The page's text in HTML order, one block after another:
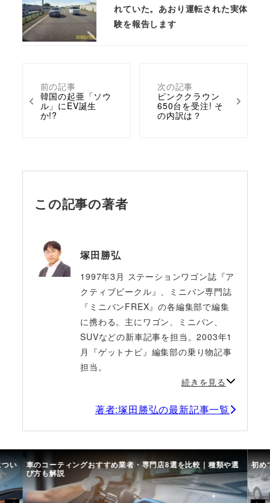
前の記事
韓国の起亜「ソウ
ル」にEV誕生
か!?
次の記事
ピンククラウン
650台を受注! そ
の内訳は？
れていた。あおり運転された実体
験を報告します
この記事の著者
塚田勝弘
1997年3月 ステーションワゴン誌『ア
クティブビークル』、ミニバン専門誌
『ミニバンFREX』の各編集部で編集
に携わる。主にワゴン、ミニバン、
SUVなどの新車記事を担当。2003年1
月『ゲットナビ』編集部の乗り物記事
担当。
続きを見る
著者:塚田勝弘の最新記事一覧
ティングおすすめ業者・専門店8選を比較｜種類や選
説
初めての中古車選